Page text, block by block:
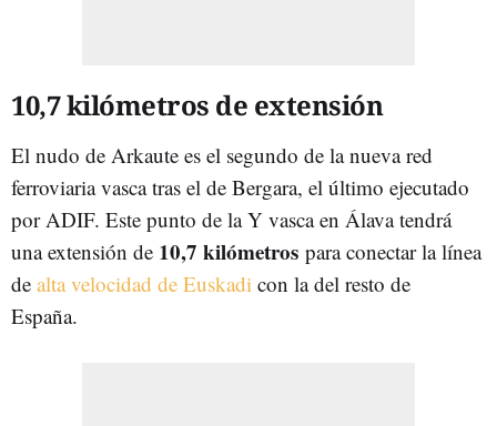
10,7 kilómetros de extensión
El nudo de Arkaute es el segundo de la nueva red
ferroviaria vasca tras el de Bergara, el último ejecutado
por ADIF. Este punto de la Y vasca en Álava tendrá
una extensión de 10,7 kilómetros para conectar la línea
de alta velocidad de Euskadi con la del resto de
España.